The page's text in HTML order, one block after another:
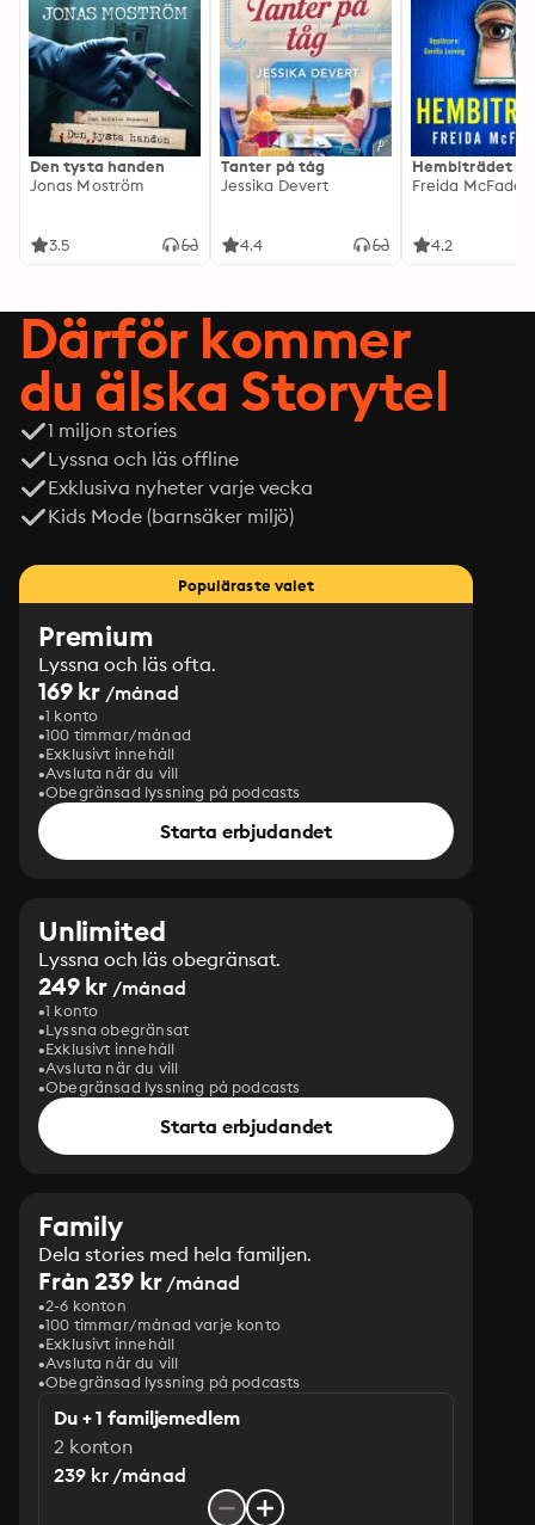
Den tysta handen
Jonas Moström
3.5
Tanter på tåg
Jessika Devert
4.4
Hembiträdet
Freida
4.2
Därför kommer
du älska Storytel
1 miljon stories
Lyssna och läs offline
Exklusiva nyheter varje vecka
Kids Mode (barnsäker miljö)
Populäraste valet
Premium
Lyssna och läs ofta.
169 kr /månad
1 konto
100 timmar/månad
Exklusivt innehåll
Avsluta när du vill
Obegränsad lyssning på podcasts
Starta erbjudandet
Unlimited
Lyssna och läs obegränsat.
249 kr /månad
1 konto
Lyssna obegränsat
Exklusivt innehåll
Avsluta när du vill
Obegränsad lyssning på podcasts
Starta erbjudandet
Family
Dela stories med hela familjen.
Från 239 kr/månad
2-6 konton
100 timmar/månad varje konto
Exklusivt innehåll
Avsluta när du vill
Obegränsad lyssning på podcasts
Du + 1 familjemedlem
2 konton
239 kr /månad